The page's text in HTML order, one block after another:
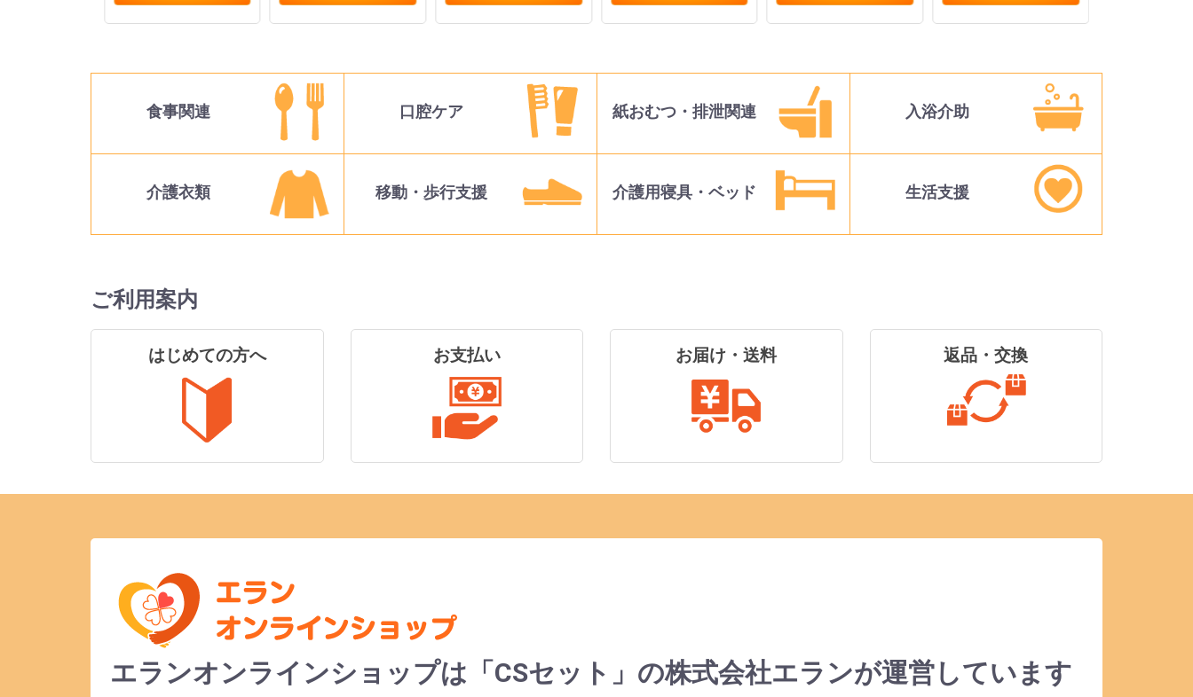
食事関連 口腔ケア 紙おむつ・排泄関連 入浴介助
介護衣類 移動・歩行支援 介護用寝具・ベッド 生活支援
ご利用案内
はじめての方へ お支払い お届け・送料 返品・交換
エランオンラインショップは「CSセット」の株式会社エランが運営しています